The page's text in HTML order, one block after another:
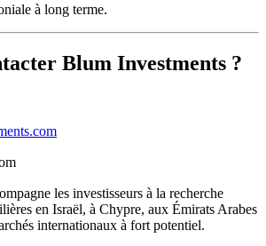
à long terme.
Blum Investments ?
les investisseurs à la recherche
en Israël, à Chypre, aux Émirats Arabes
internationaux à fort potentiel.